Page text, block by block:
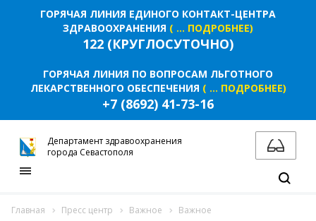
Главная Пресс центр Важное Важное
ГОРЯЧАЯ ЛИНИЯ ЕДИНОГО КОНТАКТ-ЦЕНТРА
ЗДРАВООХРАНЕНИЯ ( ... ПОДРОБНЕЕ)
122 (КРУГЛОСУТОЧНО)
ГОРЯЧАЯ ЛИНИЯ ПО ВОПРОСАМ ЛЬГОТНОГО
ЛЕКАРСТВЕННОГО ОБЕСПЕЧЕНИЯ ( ... ПОДРОБНЕЕ)
+7 (8692) 41-73-16
Департамент здравоохранения
города Севастополя